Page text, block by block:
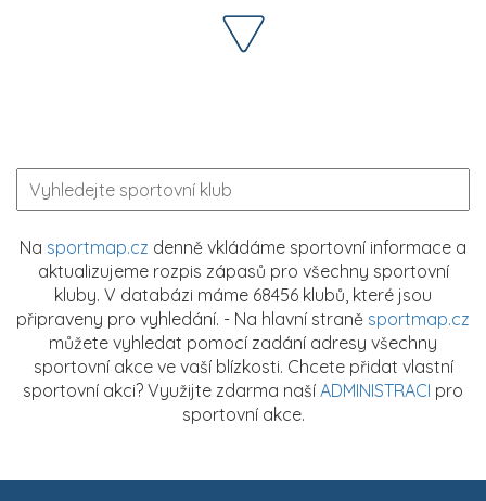
Na sportmap.cz denně vkládáme sportovní informace a
aktualizujeme rozpis zápasů pro všechny sportovní
kluby. V databázi máme 68456 klubů, které jsou
připraveny pro vyhledání. - Na hlavní straně sportmap.cz
můžete vyhledat pomocí zadání adresy všechny
sportovní akce ve vaší blízkosti. Chcete přidat vlastní
sportovní akci? Využijte zdarma naší ADMINISTRACI pro
sportovní akce.